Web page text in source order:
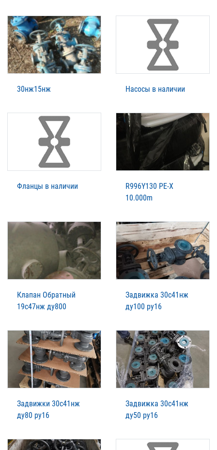
30нж15нж Насосы в наличии
Фланцы в наличии
R996Y130 PE-X
10.000m
Клапан Обратный
19с47нж ду800
Задвижка 30с41нж
ду100 ру16
Задвижки 30с41нж
ду80 ру16
Задвижка 30с41нж
ду50 ру16